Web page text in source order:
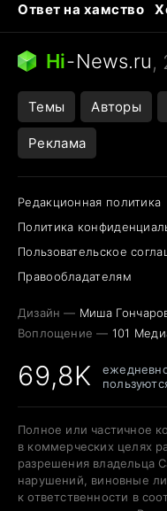
Ответ на хамство
Бензин 100 vs 95
Следующая
Hi-News.ru,
Темы Авторы
Реклама
Редакционная политика
Политика
Пользовательское
Правообладателям
Дизайн — Миша
Воплощение — 101
69,8K
Полное или частичное
в коммерческих целях
разрешения владельца
нарушений, виновные
к ответственности в